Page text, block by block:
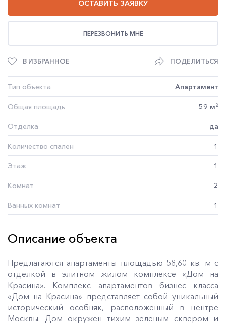
ОСТАВИТЬ ЗАЯВКУ
ПЕРЕЗВОНИТЬ МНЕ
В ИЗБРАННОЕ ПОДЕЛИТЬСЯ
Тип объекта Апартамент
Общая площадь 59 м2
Отделка да
Количество спален 1
Этаж 1
Комнат 2
Ванных комнат 1
Описание объекта
Предлагаются апартаменты площадью 58,60 кв. м с
отделкой в элитном жилом комплексе «Дом на
Красина». Комплекс апартаментов бизнес класса
«Дом на Красина» представляет собой уникальный
исторический особняк, расположенный в центре
Москвы. Дом окружен тихим зеленым сквером и